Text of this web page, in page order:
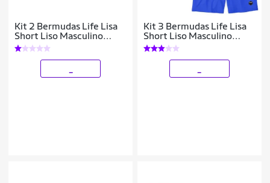
Kit 2 Bermudas Life Lisa
Short Liso Masculino
Básico Mauricinho Tactel
- Preto+Cinza
Kit 3 Bermudas Life Lisa
Short Liso Masculino
Básico Mauricinho Tactel